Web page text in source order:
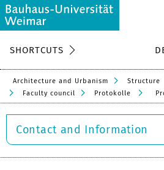
SHORTCUTS
Architecture and Urbanism Structure
Faculty council
Protokolle
Contact and Information